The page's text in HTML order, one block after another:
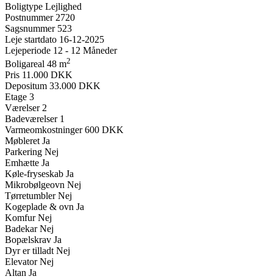
Boligtype Lejlighed
Postnummer 2720
Sagsnummer 523
Leje startdato 16-12-2025
Lejeperiode 12 - 12 Måneder
Boligareal 48 m2
Pris 11.000 DKK
Depositum 33.000 DKK
Etage 3
Værelser 2
Badeværelser 1
Varmeomkostninger 600 DKK
Møbleret Ja
Parkering Nej
Emhætte Ja
Køle-fryseskab Ja
Mikrobølgeovn Nej
Tørretumbler Nej
Kogeplade & ovn Ja
Komfur Nej
Badekar Nej
Bopælskrav Ja
Dyr er tilladt Nej
Elevator Nej
Altan Ja